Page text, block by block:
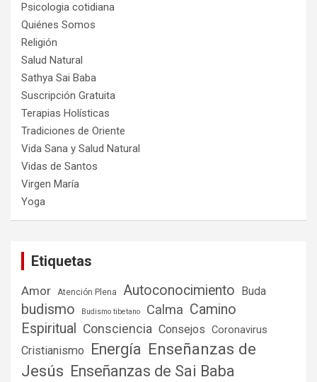
Psicologia cotidiana
Quiénes Somos
Religión
Salud Natural
Sathya Sai Baba
Suscripción Gratuita
Terapias Holísticas
Tradiciones de Oriente
Vida Sana y Salud Natural
Vidas de Santos
Virgen María
Yoga
Etiquetas
Amor Atención Plena Autoconocimiento Buda
budismo Budismo tibetano Calma Camino
Espiritual
Consciencia Consejos Coronavirus
Cristianismo Energía Enseñanzas de
Jesús Enseñanzas de Sai Baba